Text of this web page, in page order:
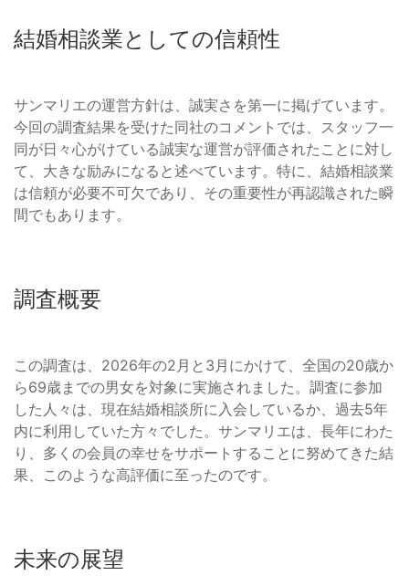
結婚相談業としての信頼性
サンマリエの運営方針は、誠実さを第一に掲げています。
今回の調査結果を受けた同社のコメントでは、スタッフ一
同が日々心がけている誠実な運営が評価されたことに対し
て、大きな励みになると述べています。特に、結婚相談業
は信頼が必要不可欠であり、その重要性が再認識された瞬
間でもあります。
調査概要
この調査は、2026年の2月と3月にかけて、全国の20歳か
ら69歳までの男女を対象に実施されました。調査に参加
した人々は、現在結婚相談所に入会しているか、過去5年
内に利用していた方々でした。サンマリエは、長年にわた
り、多くの会員の幸せをサポートすることに努めてきた結
果、このような高評価に至ったのです。
未来の展望